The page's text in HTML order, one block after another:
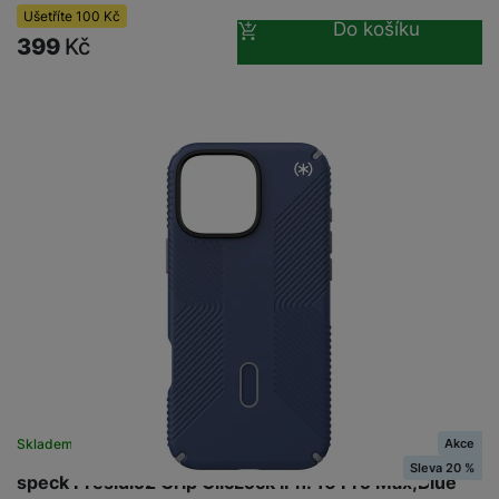
Ušetříte 100 Kč
399 Kč
Do košíku
speck Presidio2 Grip ClicLock iPh. 16 Pro Max,Blue
Skladem na 5 prodejnách
Akce
Sleva 20 %